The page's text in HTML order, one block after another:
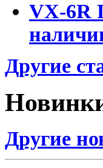
VX-
Другие
Другие